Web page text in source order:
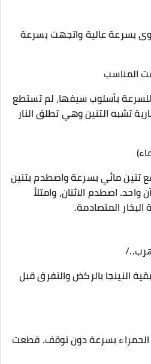
بسرعة عالية واتجهت بسرعة
المناسب
بأسلوب سيفها، لم تستطع
تشبه التنين وهي تطلق النار
تنين مائي بسرعة واصطدم بتنين
واحد. اصطدم الاثنان، وامتلأ
المتصادمة.
النينجا بالركض والتفرق قبل
الحمراء بسرعة دون توقف. قطعت